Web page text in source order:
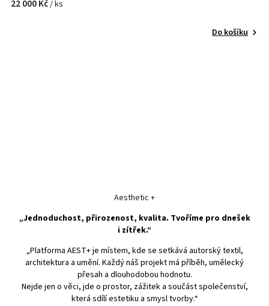
22 000 Kč/ ks
Do košíku
Aesthetic +
„Jednoduchost, přirozenost, kvalita. Tvoříme pro dnešek
i zítřek.“
„Platforma AEST+ je místem, kde se setkává autorský textil,
architektura a umění. Každý náš projekt má příběh, umělecký
přesah a dlouhodobou hodnotu.
Nejde jen o věci, jde o prostor, zážitek a součást společenství,
která sdílí estetiku a smysl tvorby.“